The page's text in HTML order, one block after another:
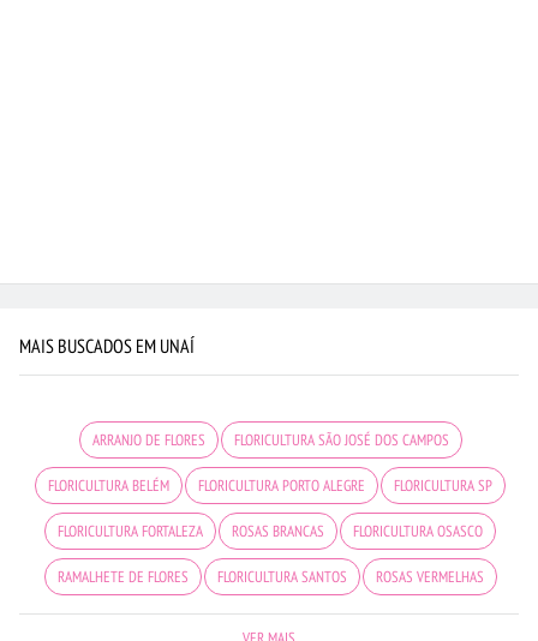
MAIS BUSCADOS EM UNAÍ
ARRANJO DE FLORES FLORICULTURA SÃO JOSÉ DOS CAMPOS
FLORICULTURA BELÉM FLORICULTURA PORTO ALEGRE FLORICULTURA SP
FLORICULTURA FORTALEZA ROSAS BRANCAS FLORICULTURA OSASCO
RAMALHETE DE FLORES FLORICULTURA SANTOS ROSAS VERMELHAS